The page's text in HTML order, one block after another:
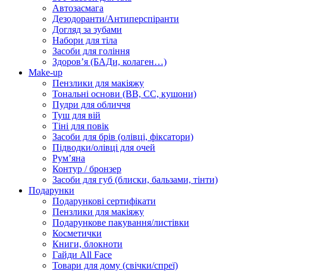
Автозасмага
Дезодоранти/Антиперспіранти
Догляд за зубами
Набори для тіла
Засоби для гоління
Здоровʼя (БАДи, колаген…)
Make-up
Пензлики для макіяжу
Тональні основи (BB, CC, кушони)
Пудри для обличчя
Туш для вій
Тіні для повік
Засоби для брів (олівці, фіксатори)
Підводки/олівці для очей
Румʼяна
Контур / бронзер
Засоби для губ (блиски, бальзами, тінти)
Подарунки
Подарункові сертифікати
Пензлики для макіяжу
Подарункове пакування/листівки
Косметички
Книги, блокноти
Гайди All Face
Товари для дому (свічки/спреї)